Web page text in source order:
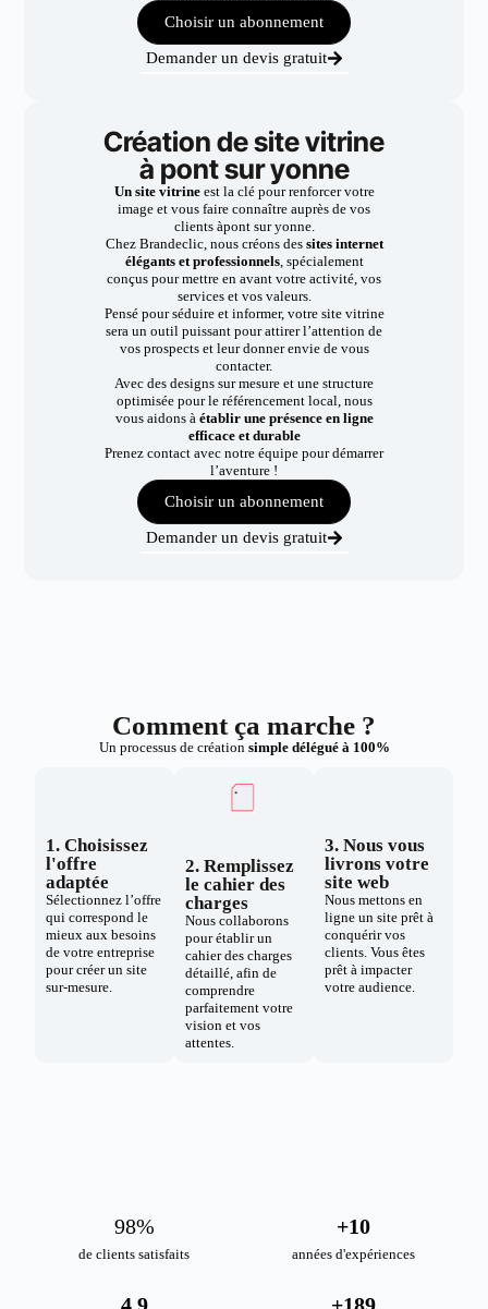
Choisir un abonnement
Demander un devis gratuit
Création de site vitrine
à pont sur yonne
Un site vitrineest la clé pour renforcer votre
image et vous faire connaître auprès de vos
clients àpont sur yonne.
Chez Brandeclic, nous créons dessites internet
élégants et professionnels, spécialement
conçus pour mettre en avant votre activité, vos
services et vos valeurs.
Pensé pour séduire et informer, votre site vitrine
sera un outil puissant pour attirer l’attention de
vos prospects et leur donner envie de vous
contacter.
Avec des designs sur mesure et une structure
optimisée pour le référencement local, nous
vous aidons à établir une présence en ligne
efficace et durable
Prenez contact avec notre équipe pour démarrer
l’aventure !
Choisir un abonnement
Demander un devis gratuit
Comment ça marche ?
Un processus de création simple délégué à 100%
1. Choisissez
l'offre
adaptée
Sélectionnez l’offre
qui correspond le
mieux aux besoins
de votre entreprise
pour créer un site
sur-mesure.
2. Remplissez
le cahier des
charges
Nous collaborons
pour établir un
cahier des charges
détaillé, afin de
comprendre
parfaitement votre
vision et vos
attentes.
3. Nous vous
livrons votre
site web
Nous mettons en
ligne un site prêt à
conquérir vos
clients. Vous êtes
prêt à impacter
votre audience.
de clients satisfaits
98%
années d'expériences
+10